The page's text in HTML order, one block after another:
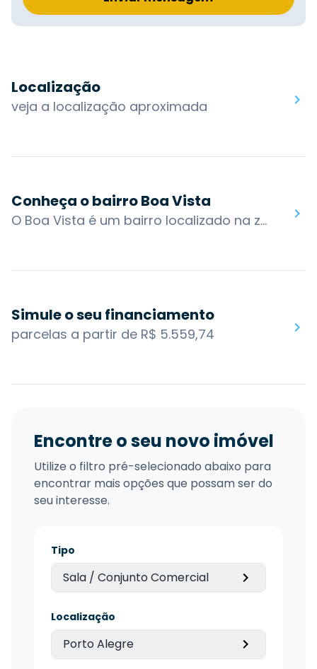
Localização
veja a localização aproximada
Conheça o bairro Boa Vista
O Boa Vista é um bairro localizado na zona norte de Porto Alegre. Loteamentos planejados foram implantados no local em 1960, tornando-o residencial desde então. As residências mais antigas encontram-se ao redor da Praça Japão, situada num ponto mais elevado do bairro. Em 1990 alguns domicílios do bairro deram lugar a condomínios verticais e estabelecimentos comerciais, tornando a vizinhança uma mistura de casas e empreendimentos.&nbsp;O bairro também possui acesso por algumas das principais vias da cidade: Av. Carlos Gomes, Av. João Wallig, Av. Plínio Brasil Milano e Av. Dr. Nilo Peçanha. Os bairros nos arredores são: Mont Serrat, Bela Vista, Petrópolis, Auxiliadora, Higienópolis, Passo da Areia, Três Figueiras e Chácara das Pedras.Na rua Anita Garibaldi encontra-se a maior parte do comércio do bairro. A rua nasce no bairro Mont'Serrat, atravessa o Boa Vista e termina no Passo da Areia. Nela funcionam vários tipos de serviços, de bares e restaurantes até lojas e creches. As ruas no interior do bairro são bastante arborizadas e tranquilas, o que torna o Boa Vista o lugar ideal para quem busca comodidade e segurança. Grande parte da região é ocupada pelo Porto Alegre Country Club.Você encontra no bairro Boa Vista: Porto Alegre Country Club, Unisinos Porto Alegre, Praça Leonardo Macedônia, Praça Japão, Academia INEEX.
Simule o seu financiamento
parcelas a partir de R$ 5.559,74
Encontre o seu novo imóvel
Utilize o filtro pré-selecionado abaixo para
encontrar mais opções que possam ser do
seu interesse.
Tipo
Sala / Conjunto Comercial
Localização
Porto Alegre